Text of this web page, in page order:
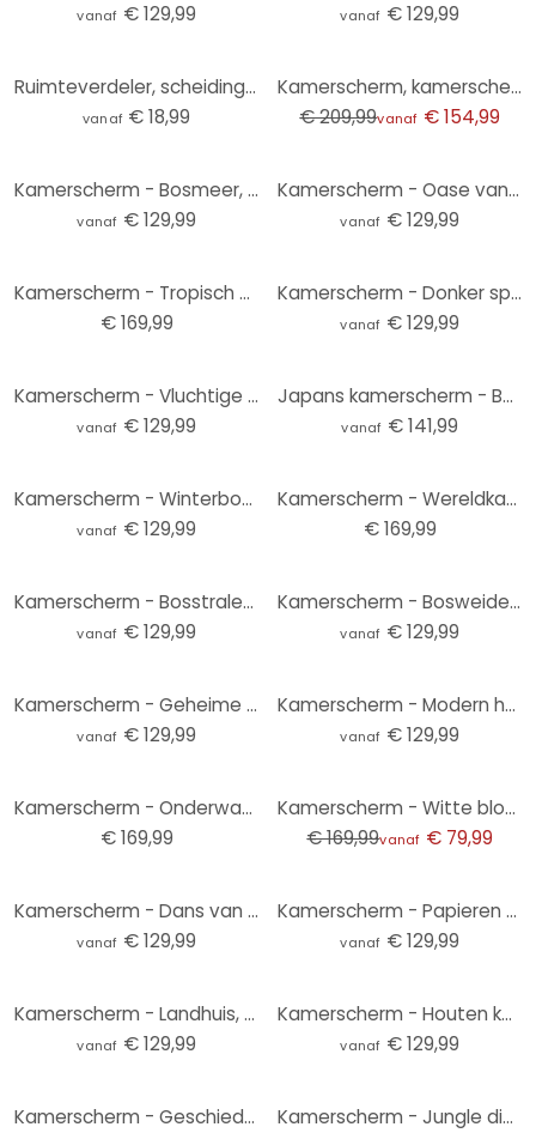
vanaf € 129,99 vanaf € 129,99
Ruimteverdeler, scheidingswand regenboogpatroon - MDF natuurlijke look
vanaf € 18,99
Kamerscherm, kamerscherm, privacyscherm hangende tropische bladeren - Boho - Haase
€ 209,99vanaf € 154,99
Kamerscherm - Bosmeer, 3-delig
vanaf € 129,99
Kamerscherm - Oase van rust, 3-delig
vanaf € 129,99
Kamerscherm - Tropisch eiland , 5-delig - 225x172 cm
€ 169,99
Kamerscherm - Donker spinnenweb, 3-delig
vanaf € 129,99
Kamerscherm - Vluchtige momenten, 3-delig
vanaf € 129,99
Japans kamerscherm - Bergbos, 3-delig
vanaf € 141,99
Kamerscherm - Winterbos, 3-delig
vanaf € 129,99
Kamerscherm - Wereldkaart voor kinderen , 5-delig - 225x172 cm
€ 169,99
Kamerscherm - Bosstralen, 3-delig
vanaf € 129,99
Kamerscherm - Bosweide, 3-delig
vanaf € 129,99
Kamerscherm - Geheime tuin, 3-delig
vanaf € 129,99
Kamerscherm - Modern handwerk, 3-delig
vanaf € 129,99
Kamerscherm - Onderwater avontuur , 5-delig - 225x172 cm
€ 169,99
Kamerscherm - Witte bloemen, 3-delig
€ 169,99vanaf € 79,99
Kamerscherm - Dans van de vissen in de oosterse tuin, 3-delig
vanaf € 129,99
Kamerscherm - Papieren paardenbloemen, 3-delig
vanaf € 129,99
Kamerscherm - Landhuis, 3-delig
vanaf € 129,99
Kamerscherm - Houten kamer, 3-delig
vanaf € 129,99
Kamerscherm - Geschiedenis in een rok, 3-delig
Kamerscherm - Jungle dieren , 5-delig - 225x172 cm